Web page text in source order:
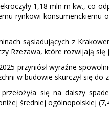
1,18 mln m kw., co
rynkowi
sąsiadujących z
Rzezawa, które rozwijają
przyniósł wyraźne
w budowie skurczył się
się na dalszy
średniej ogólnopolskiej